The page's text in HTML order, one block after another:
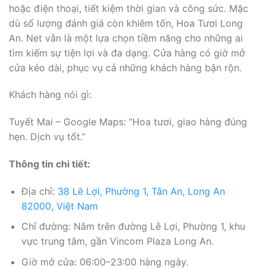
hoặc điện thoại, tiết kiệm thời gian và công sức. Mặc
dù số lượng đánh giá còn khiêm tốn, Hoa Tươi Long
An. Net vẫn là một lựa chọn tiềm năng cho những ai
tìm kiếm sự tiện lợi và đa dạng. Cửa hàng có giờ mở
cửa kéo dài, phục vụ cả những khách hàng bận rộn.
Khách hàng nói gì:
Tuyết Mai – Google Maps: “Hoa tươi, giao hàng đúng
hẹn. Dịch vụ tốt.”
Thông tin chi tiết:
Địa chỉ: 38 Lê Lợi, Phường 1, Tân An, Long An
82000, Việt Nam
Chỉ đường: Nằm trên đường Lê Lợi, Phường 1, khu
vực trung tâm, gần Vincom Plaza Long An.
Giờ mở cửa: 06:00–23:00 hàng ngày.